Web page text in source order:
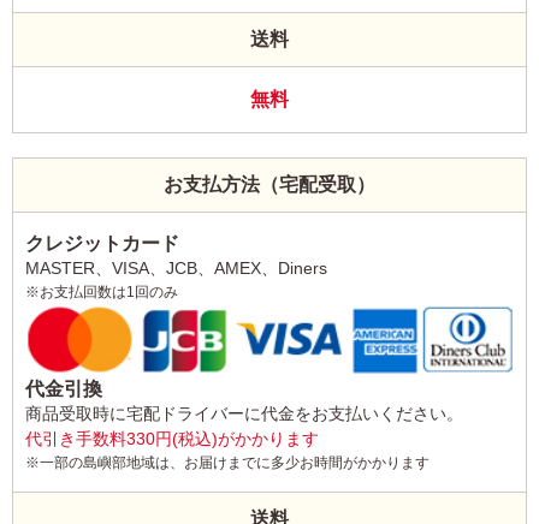
送料
無料
お支払方法（宅配受取）
クレジットカード
MASTER、VISA、JCB、AMEX、Diners
※お支払回数は1回のみ
代金引換
商品受取時に宅配ドライバーに代金をお支払いください。
代引き手数料330円(税込)がかかります
※一部の島嶼部地域は、お届けまでに多少お時間がかかります
送料